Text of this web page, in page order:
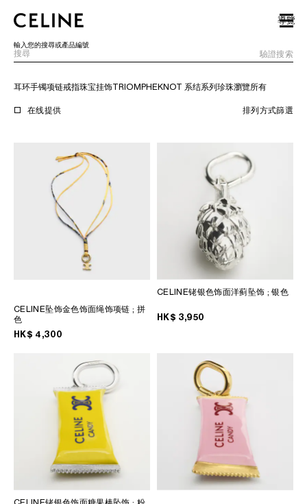
SKIP TO FOOTER CONTENT
跳至主導覽
導覽
輸入您的搜尋或產品編號
驗證搜索
耳环手镯项链戒指珠宝挂饰TRIOMPHEKNOT 系结系列珍珠瀏覽所有
在线提供 排列方式篩選
CELINE坠饰金色饰面绳饰项链; 拼
色
HK$ 4,300
CELINE铑银色饰面洋蓟坠饰 ; 银色
HK$ 3,950
歐洲
亞洲（國家/地區）
澳門特別行政區
菲律賓
南韓